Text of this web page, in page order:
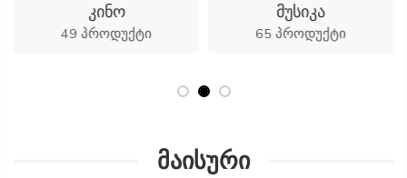
კინო
49 პროდუქტი
მუსიკა
65 პროდუქტი
მაისური